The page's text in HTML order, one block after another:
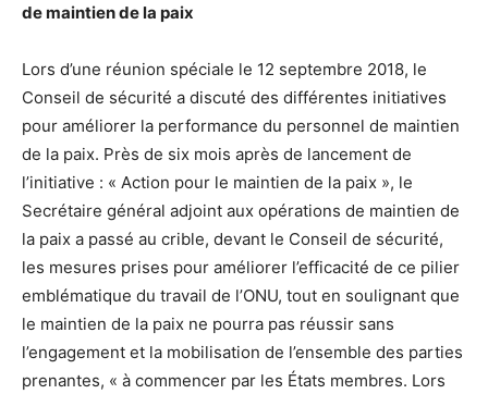
de maintien de la paix
Lors d’une réunion spéciale le 12 septembre 2018, le
Conseil de sécurité a discuté des différentes initiatives
pour améliorer la performance du personnel de maintien
de la paix. Près de six mois après de lancement de
l’initiative : « Action pour le maintien de la paix », le
Secrétaire général adjoint aux opérations de maintien de
la paix a passé au crible, devant le Conseil de sécurité,
les mesures prises pour améliorer l’efficacité de ce pilier
emblématique du travail de l’ONU, tout en soulignant que
le maintien de la paix ne pourra pas réussir sans
l’engagement et la mobilisation de l’ensemble des parties
prenantes, « à commencer par les États membres. Lors